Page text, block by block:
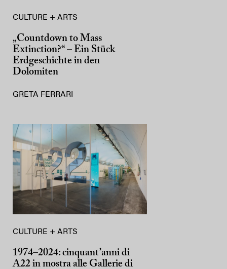
CULTURE + ARTS
„Countdown to Mass
Extinction?“ – Ein Stück
Erdgeschichte in den
Dolomiten
GRETA FERRARI
CULTURE + ARTS
1974–2024: cinquant’anni di
A22 in mostra alle Gallerie di